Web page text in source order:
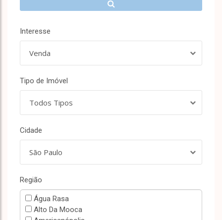
Interesse
Venda
Tipo de Imóvel
Todos Tipos
Cidade
São Paulo
Região
Água Rasa
Alto Da Mooca